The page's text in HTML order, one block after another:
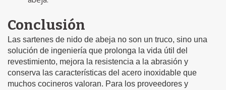
Conclusión
Las sartenes de nido de abeja no son un truco, sino una
solución de ingeniería que prolonga la vida útil del
revestimiento, mejora la resistencia a la abrasión y
conserva las características del acero inoxidable que
muchos cocineros valoran. Para los proveedores y